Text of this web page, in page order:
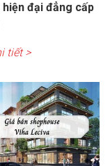
hiện đại đẳng cấp
tiết >